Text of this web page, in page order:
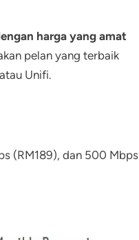
harga yang amat
pelan yang terbaik
Unifi.
(RM189), dan 500 Mbps